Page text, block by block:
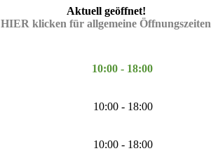
Aktuell geöffnet!
HIER klicken für allgemeine Öffnungszeiten
10:00 - 18:00
10:00 - 18:00
10:00 - 18:00